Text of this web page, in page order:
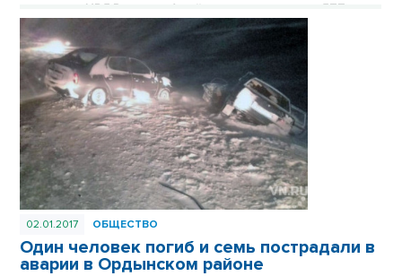
управления МВД России по Алтайскому краю, в жутком ДТП
погибли три человека, 29 получили травмы различной степени
тяжести, из них - двое детей. Одна из погибших – жительница
Новосибирска, вторая сибирячка доставлена в больницу с
сотрясением головного мозга.
02.01.2017 ОБЩЕСТВО
Один человек погиб и семь пострадали в
аварии в Ордынском районе